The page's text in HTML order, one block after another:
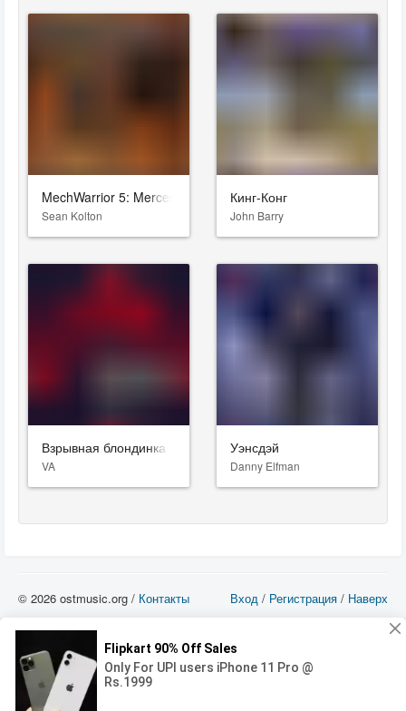
MechWarrior 5: Mercenaries
Sean Kolton
Кинг-Конг
John Barry
Взрывная блондинка
VA
Уэнсдэй
Danny Elfman
Вход / Регистрация / Наверх
© 2026 ostmusic.org / Контакты
можете использовать такие материалы только в том в случае, если
использование производится с ознакомительными целями - для прочих целей
вы должны приобрести лицензионную запись.